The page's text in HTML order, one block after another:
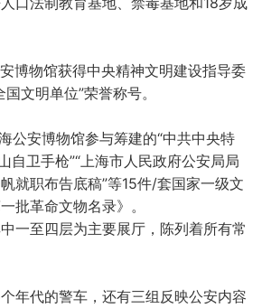
博物馆获得中央精神文明建设指导委
文明单位”荣誉称号。
公安博物馆参与筹建的“中共中央特
自卫手枪”“上海市人民政府公安局局
就职布告底稿”等15件/套国家一级文
批革命文物名录》。
一至四层为主要展厅，陈列着所有常
年代的警车，还有三组反映公安内容